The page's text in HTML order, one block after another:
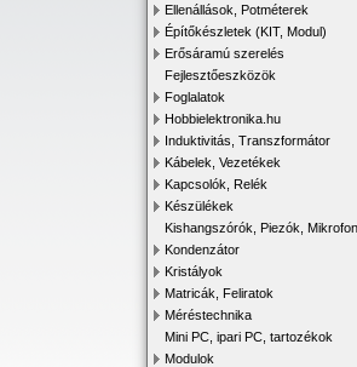
Ellenállások, Potméterek
Építőkészletek (KIT, Modul)
Erősáramú szerelés
Fejlesztőeszközök
Foglalatok
Hobbielektronika.hu
Induktivitás, Transzformátor
Kábelek, Vezetékek
Kapcsolók, Relék
Készülékek
Kishangszórók, Piezók,
Kondenzátor
Kristályok
Matricák, Feliratok
Méréstechnika
Mini PC, ipari PC, tartozékok
Modulok